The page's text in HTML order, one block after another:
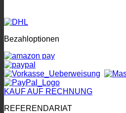
Bezahloptionen
KAUF AUF RECHNUNG
REFERENDARIAT